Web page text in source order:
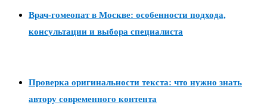
Врач-гомеопат в Москве: особенности подхода,
консультации и выбора специалиста
Проверка оригинальности текста: что нужно знать
автору современного контента